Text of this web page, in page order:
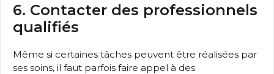
6. Contacter des professionnels
qualifiés
Même si certaines tâches peuvent être réalisées par
ses soins, il faut parfois faire appel à des